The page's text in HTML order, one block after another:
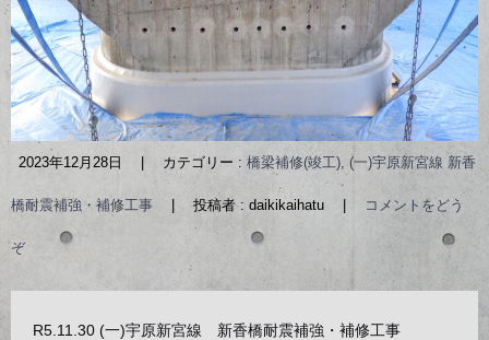
2023年12月28日 | カテゴリー : 橋梁補修(竣工), (一)宇原新宮線 新香
橋耐震補強・補修工事 | 投稿者 : daikikaihatu | コメントをどう
ぞ
R5.11.30 (一)宇原新宮線 新香橋耐震補強・補修工事